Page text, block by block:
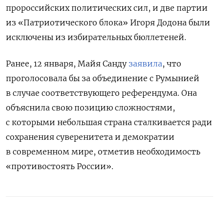
пророссийских политических сил, и две партии
из «Патриотического блока» Игоря Додона были
исключены из избирательных бюллетеней.
Ранее, 12 января, Майя Санду заявила, что
проголосовала бы за объединение с Румынией
в случае соответствующего референдума. Она
объяснила свою позицию сложностями,
с которыми небольшая страна сталкивается ради
сохранения суверенитета и демократии
в современном мире, отметив необходимость
«противостоять России».